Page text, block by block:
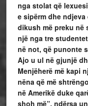
nga stolat që
e sipërm dhe ndjeva
dikush më preku në
një nga tre
në not, që punonte
Ajo u ul në gjunjë
Menjëherë më kapi
nëna që më
në Amerikë duke
shoh më”, ndërsa